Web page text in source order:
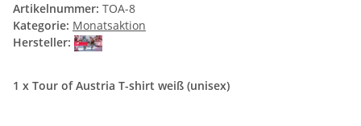
Artikelnummer: TOA-8
Kategorie: Monatsaktion
Hersteller:
1 x Tour of Austria T-shirt weiß (unisex)